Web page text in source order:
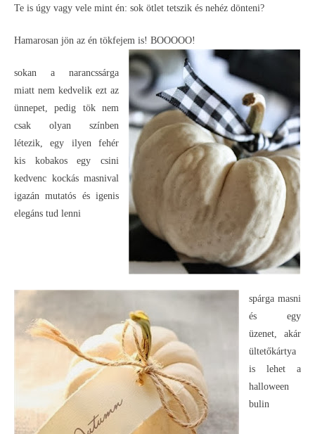
Te is úgy vagy vele mint én: sok ötlet tetszik és nehéz dönteni?
Hamarosan jön az én tökfejem is! BOOOOO!
sokan a narancssárga
miatt nem kedvelik ezt az
ünnepet, pedig tök nem
csak olyan színben
létezik, egy ilyen fehér
kis kobakos egy csini
kedvenc kockás masnival
igazán mutatós és igenis
elegáns tud lenni
spárga masni
és egy
üzenet, akár
ültetőkártya
is lehet a
halloween
bulin